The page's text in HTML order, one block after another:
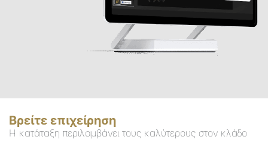
Βρείτε επιχείρηση
Η κατάταξη περιλαμβάνει τους καλύτερους στον κλάδο